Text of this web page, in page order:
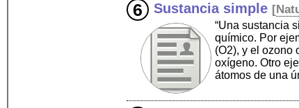
Sustancia simple [
“Una sustancia
químico. Por
(O2), y el ozono
oxígeno. Otro
átomos de una